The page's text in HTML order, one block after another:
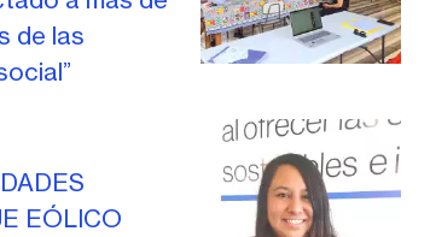
de las
EÓLICO